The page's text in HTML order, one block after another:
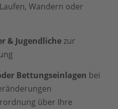
Wandern oder
& Jugendlichezur
Bettungseinlagen bei
über Ihre